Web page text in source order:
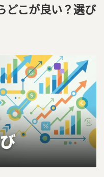
どこが良い？選び